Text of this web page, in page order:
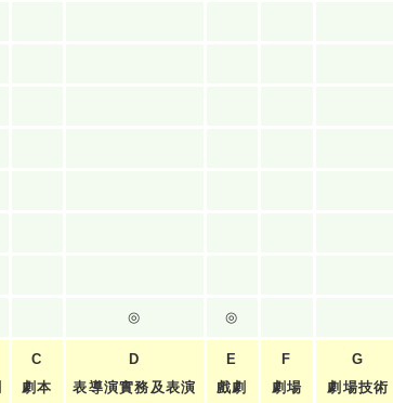
◎ ◎
C
劇本
D
表導演實務及表演
E
戲劇
F
劇場
G
劇場技術